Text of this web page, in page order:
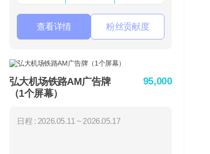
查看详情 粉丝贡献度
弘大机场铁路AM广告牌
（1个屏幕）
95,000
日程 : 2026.05.11 ~ 2026.05.17